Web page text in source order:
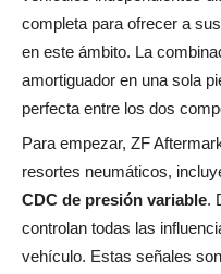
completa para ofrecer a
en este ámbito. La
amortiguador en una sola
perfecta entre los dos
Para empezar, ZF
resortes neumáticos,
CDC de presión variable.
controlan todas las
vehículo. Estas señales